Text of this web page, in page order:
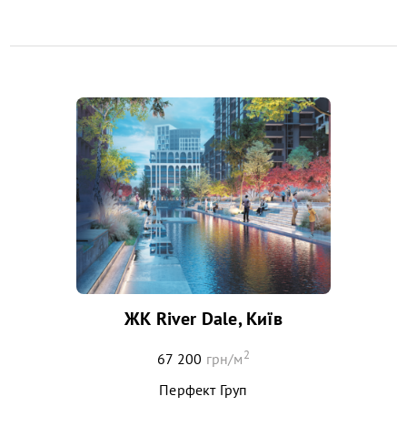
ЖК River Dale, Київ
67 200 грн/м2
Перфект Груп